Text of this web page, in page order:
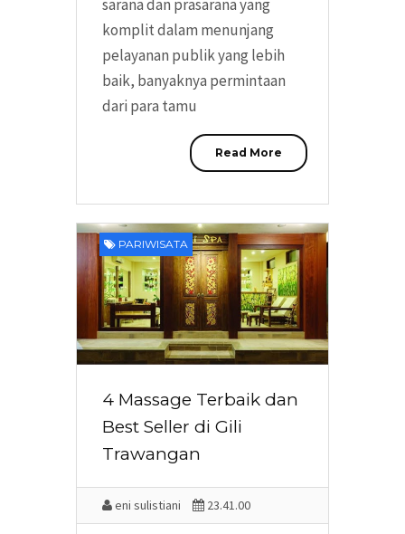
sarana dan prasarana yang
komplit dalam menunjang
pelayanan publik yang lebih
baik, banyaknya permintaan
dari para tamu
Read More
PARIWISATA
4 Massage Terbaik dan
Best Seller di Gili
Trawangan
eni sulistiani 23.41.00